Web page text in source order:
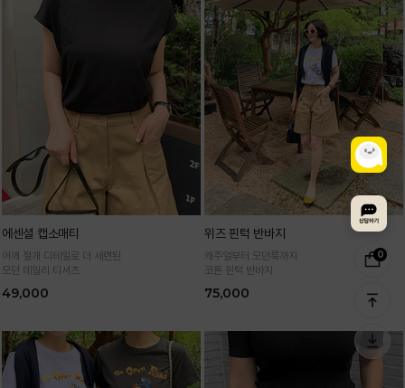
0
에센셜 캡소매티
어깨 절개 디테일로 더 세련된
모던 데일리 티셔츠
49,000
위즈 핀턱 반바지
캐주얼부터 모던룩까지
코튼 핀턱 반바지
75,000